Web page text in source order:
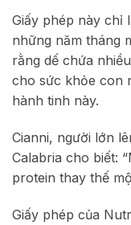
Giấy phép này chỉ
những năm tháng
rằng dế chứa
cho sức khỏe con
hành tinh này.
Cianni, người lớn
Calabria cho biết:
protein thay thế
Giấy phép của